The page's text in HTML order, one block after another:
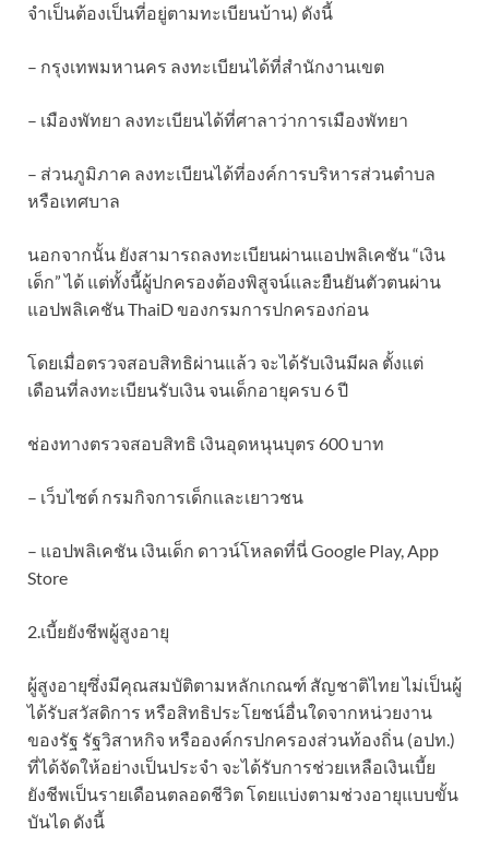
จำเป็นต้องเป็นที่อยู่ตามทะเบียนบ้าน) ดังนี้
– กรุงเทพมหานคร ลงทะเบียนได้ที่สำนักงานเขต
– เมืองพัทยา ลงทะเบียนได้ที่ศาลาว่าการเมืองพัทยา
– ส่วนภูมิภาค ลงทะเบียนได้ที่องค์การบริหารส่วนตำบล
หรือเทศบาล
นอกจากนั้น ยังสามารถลงทะเบียนผ่านแอปพลิเคชัน “เงิน
เด็ก” ได้ แต่ทั้งนี้ผู้ปกครองต้องพิสูจน์และยืนยันตัวตนผ่าน
แอปพลิเคชัน ThaiD ของกรมการปกครองก่อน
โดยเมื่อตรวจสอบสิทธิผ่านแล้ว จะได้รับเงินมีผล ตั้งแต่
เดือนที่ลงทะเบียนรับเงิน จนเด็กอายุครบ 6 ปี
ช่องทางตรวจสอบสิทธิ เงินอุดหนุนบุตร 600 บาท
– เว็บไซต์ กรมกิจการเด็กและเยาวชน
– แอปพลิเคชัน เงินเด็ก ดาวน์โหลดที่นี่ Google Play, App
Store
2.เบี้ยยังชีพผู้สูงอายุ
ผู้สูงอายุซึ่งมีคุณสมบัติตามหลักเกณฑ์ สัญชาติไทย ไม่เป็นผู้
ได้รับสวัสดิการ หรือสิทธิประโยชน์อื่นใดจากหน่วยงาน
ของรัฐ รัฐวิสาหกิจ หรือองค์กรปกครองส่วนท้องถิ่น (อปท.)
ที่ได้จัดให้อย่างเป็นประจำ จะได้รับการช่วยเหลือเงินเบี้ย
ยังชีพเป็นรายเดือนตลอดชีวิต โดยแบ่งตามช่วงอายุแบบขั้น
บันได ดังนี้